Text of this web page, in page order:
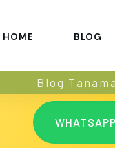
HOME BLOG
Blog